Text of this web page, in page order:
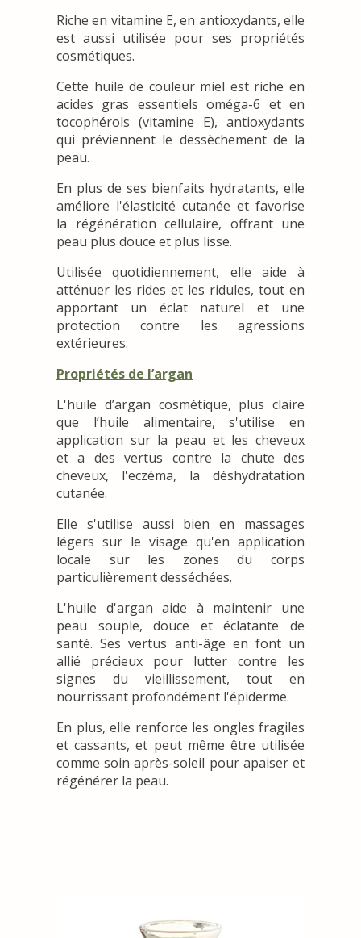
Riche en vitamine E, en antioxydants, elle
est aussi utilisée pour ses propriétés
cosmétiques.
Cette huile de couleur miel est riche en
acides gras essentiels oméga-6 et en
tocophérols (vitamine E), antioxydants
qui préviennent le dessèchement de la
peau.
En plus de ses bienfaits hydratants, elle
améliore l'élasticité cutanée et favorise
la régénération cellulaire, offrant une
peau plus douce et plus lisse.
Utilisée quotidiennement, elle aide à
atténuer les rides et les ridules, tout en
apportant un éclat naturel et une
protection contre les agressions
extérieures.
Propriétés de l’argan
L'huile d’argan cosmétique, plus claire
que l’huile alimentaire, s'utilise en
application sur la peau et les cheveux
et a des vertus contre la chute des
cheveux, l'eczéma, la déshydratation
cutanée.
Elle s'utilise aussi bien en massages
légers sur le visage qu'en application
locale sur les zones du corps
particulièrement desséchées.
L'huile d'argan aide à maintenir une
peau souple, douce et éclatante de
santé. Ses vertus anti-âge en font un
allié précieux pour lutter contre les
signes du vieillissement, tout en
nourrissant profondément l'épiderme.
En plus, elle renforce les ongles fragiles
et cassants, et peut même être utilisée
comme soin après-soleil pour apaiser et
régénérer la peau.